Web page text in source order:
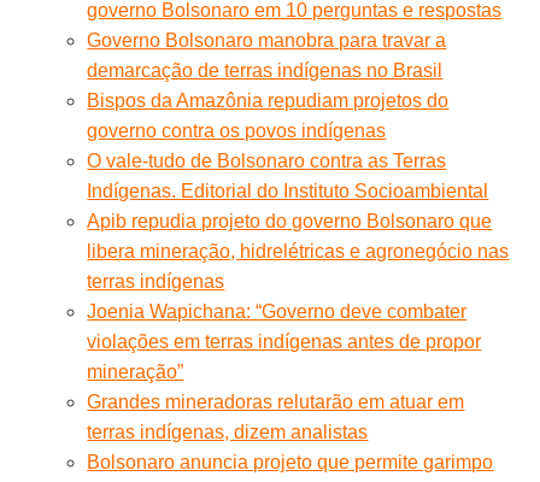
governo Bolsonaro em 10 perguntas e respostas
Governo Bolsonaro manobra para travar a
demarcação de terras indígenas no Brasil
Bispos da Amazônia repudiam projetos do
governo contra os povos indígenas
O vale-tudo de Bolsonaro contra as Terras
Indígenas. Editorial do Instituto Socioambiental
Apib repudia projeto do governo Bolsonaro que
libera mineração, hidrelétricas e agronegócio nas
terras indígenas
Joenia Wapichana: “Governo deve combater
violações em terras indígenas antes de propor
mineração”
Grandes mineradoras relutarão em atuar em
terras indígenas, dizem analistas
Bolsonaro anuncia projeto que permite garimpo